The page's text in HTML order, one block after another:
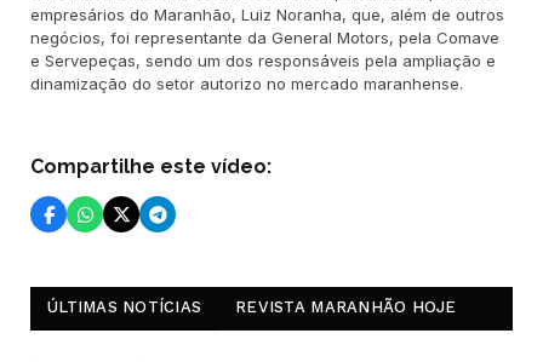
empresários do Maranhão, Luiz Noranha, que, além de outros
negócios, foi representante da General Motors, pela Comave
e Servepeças, sendo um dos responsáveis pela ampliação e
dinamização do setor autorizo no mercado maranhense.
Compartilhe este vídeo:
ÚLTIMAS NOTÍCIAS REVISTA MARANHÃO HOJE